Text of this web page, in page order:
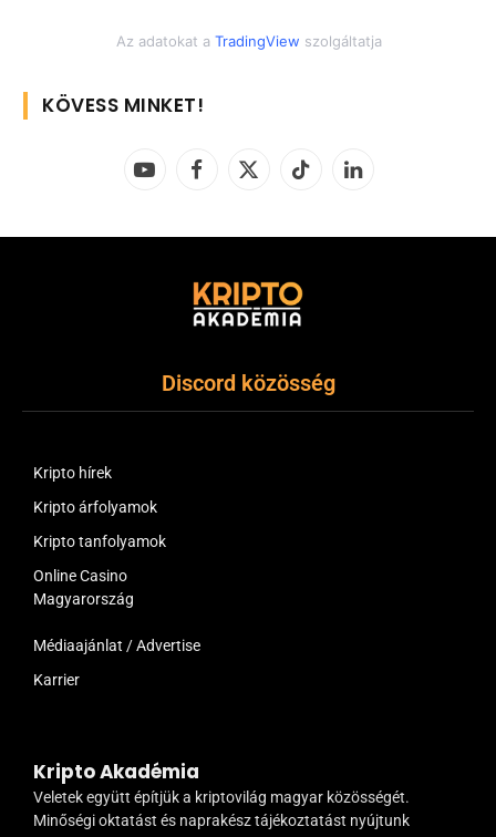
Az adatokat a TradingView szolgáltatja
KÖVESS MINKET!
YouTubeFacebook
X
TikTok LinkedIn
Discord közösség
Kripto hírek
Kripto árfolyamok
Kripto tanfolyamok
Online Casino
Magyarország
Médiaajánlat / Advertise
Karrier
Kripto Akadémia
Veletek együtt építjük a kriptovilág magyar közösségét.
Minőségi oktatást és naprakész tájékoztatást nyújtunk